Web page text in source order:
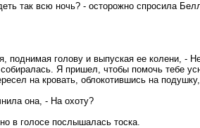
так всю ночь? - осторожно спросила
поднимая голову и выпуская ее колени, -
Я пришел, чтобы помочь тебе
на кровать, облокотившись на
она, - На охоту?
в голосе послышалась тоска.